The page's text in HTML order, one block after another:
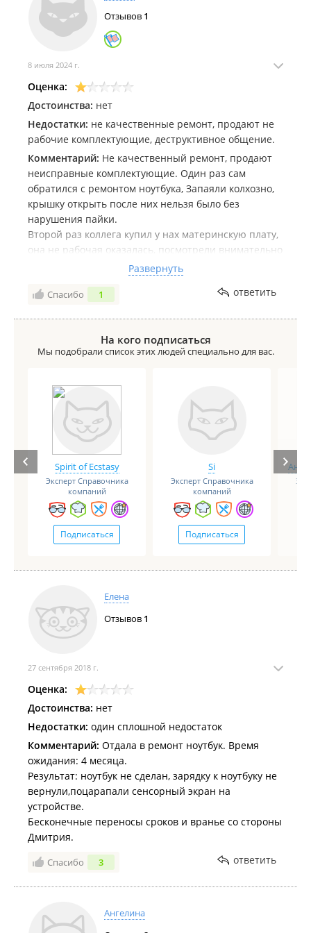
полезли не туда, думали, что я простушка.
Оксана расскажите всем об этом пусть люди
знают.
Люди если они вам покажут фото где огневая
лошадь, цветки, ангела, кресты и т.д. Не верьте
им, знайте это не их. Я буду судиться со всеми кто
возьмет их для обложки сайта. И еще высужу
компенсацию.
Отзывов 1
8 июля 2024 г.
Оценка:
Достоинства: нет
Недостатки: не качественные ремонт, продают не
рабочие комплектующие, деструктивное общение.
Комментарий: Не качественный ремонт, продают
неисправные комплектующие. Один раз сам
обратился с ремонтом ноутбука, Запаяли колхозно,
крышку открыть после них нельзя было без
нарушения пайки.
Второй раз коллега купил у нах материнскую плату,
она не рабочая оказалась, посмотрели внимательно
- отсутствовал один пин в сокете. Будем
возвращать, посмотрим чем это кончится. В целом
обратная связь от них очень деструктивная, крайне
Развернуть
Спасибо 1 ответить
На кого подписаться
Мы подобрали список этих людей специально для вас.
Spirit of Ecstasy
Эксперт Справочника
компаний
Подписаться
Si
Эксперт Справочника
компаний
Подписаться
Елена
Отзывов 1
27 сентября 2018 г.
Оценка:
Достоинства: нет
Недостатки: один сплошной недостаток
Комментарий: Отдала в ремонт ноутбук. Время
ожидания: 4 месяца.
Результат: ноутбук не сделан, зарядку к ноутбуку не
вернули,поцарапали сенсорный экран на
устройстве.
Бесконечные переносы сроков и вранье со стороны
Дмитрия.
Спасибо 3 ответить
Ангелина